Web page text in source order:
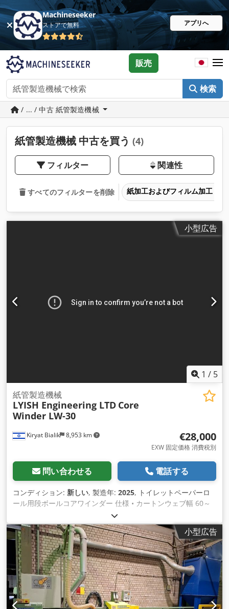
Machineseeker
ストアで無料 アプリへ
検索
販売
/ ... / 中古 紙管製造機械
紙管製造機械 中古を買う (4)
フィルター 関連性
すべてのフィルターを削除 紙加工およびフィルム加工
小型広告
1 / 5
Kiryat Bialik 8,953 km
紙管製造機械
LYISH Engineering LTD Core
Winder LW-30
€28,000
EXW 固定価格 消費税別
問い合わせる 電話する
コンディション: 新しい, 製造年: 2025, トイレットペーパーロ
ール用段ボールコアワインダー 仕様 • カートンウェブ幅 60～
76 mm Dwsdpfx Aoit N Rvoipoa • 生産速度 35～40 m/分 • コ
ア径 40 mm～80 mm • プライ数 2、3、4プライ（その他オプ
ション） • カットオフ長さ 600～2900 mm 特長 • ホットグル
ーまたはコールドグルーで操作可能。 • 交換可能なマンドレル
（異なるコアサイズに対応） • 同期動作による2つまたは3つの
円形カッターによるクラッシュカット。 • 可変速 - 電子式（三
相）
小型広告